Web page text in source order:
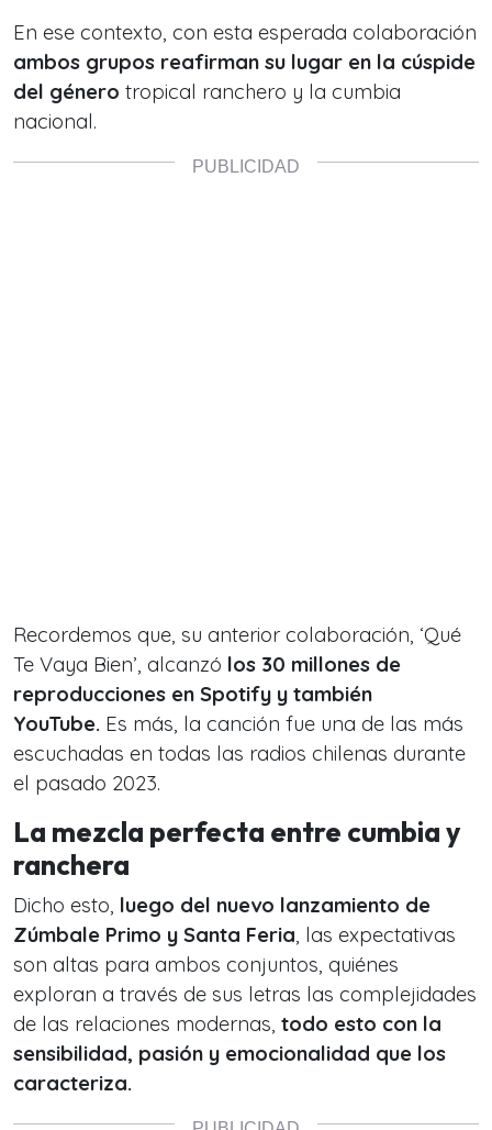
En ese contexto, con esta esperada colaboración
ambos grupos reafirman su lugar en la cúspide
del género tropical ranchero y la cumbia
nacional.
Recordemos que, su anterior colaboración, ‘Qué
Te Vaya Bien’, alcanzó los 30 millones de
reproducciones en Spotify y también
YouTube. Es más, la canción fue una de las más
escuchadas en todas las radios chilenas durante
el pasado 2023.
La mezcla perfecta entre cumbia y
ranchera
Dicho esto, luego del nuevo lanzamiento de
Zúmbale Primo y Santa Feria, las expectativas
son altas para ambos conjuntos, quiénes
exploran a través de sus letras las complejidades
de las relaciones modernas, todo esto con la
sensibilidad, pasión y emocionalidad que los
caracteriza.